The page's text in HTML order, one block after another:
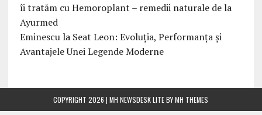
îi tratăm cu Hemoroplant – remedii naturale de la
Ayurmed
Eminescula Seat Leon: Evoluția, Performanța și
Avantajele Unei Legende Moderne
COPYRIGHT 2026 | MH NEWSDESK LITE BYMH THEMES